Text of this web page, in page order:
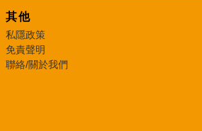
其他
私隱政策
免責聲明
聯絡/關於我們